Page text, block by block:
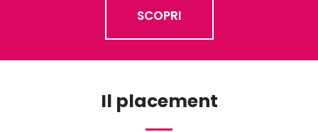
SCOPRI
Il placement